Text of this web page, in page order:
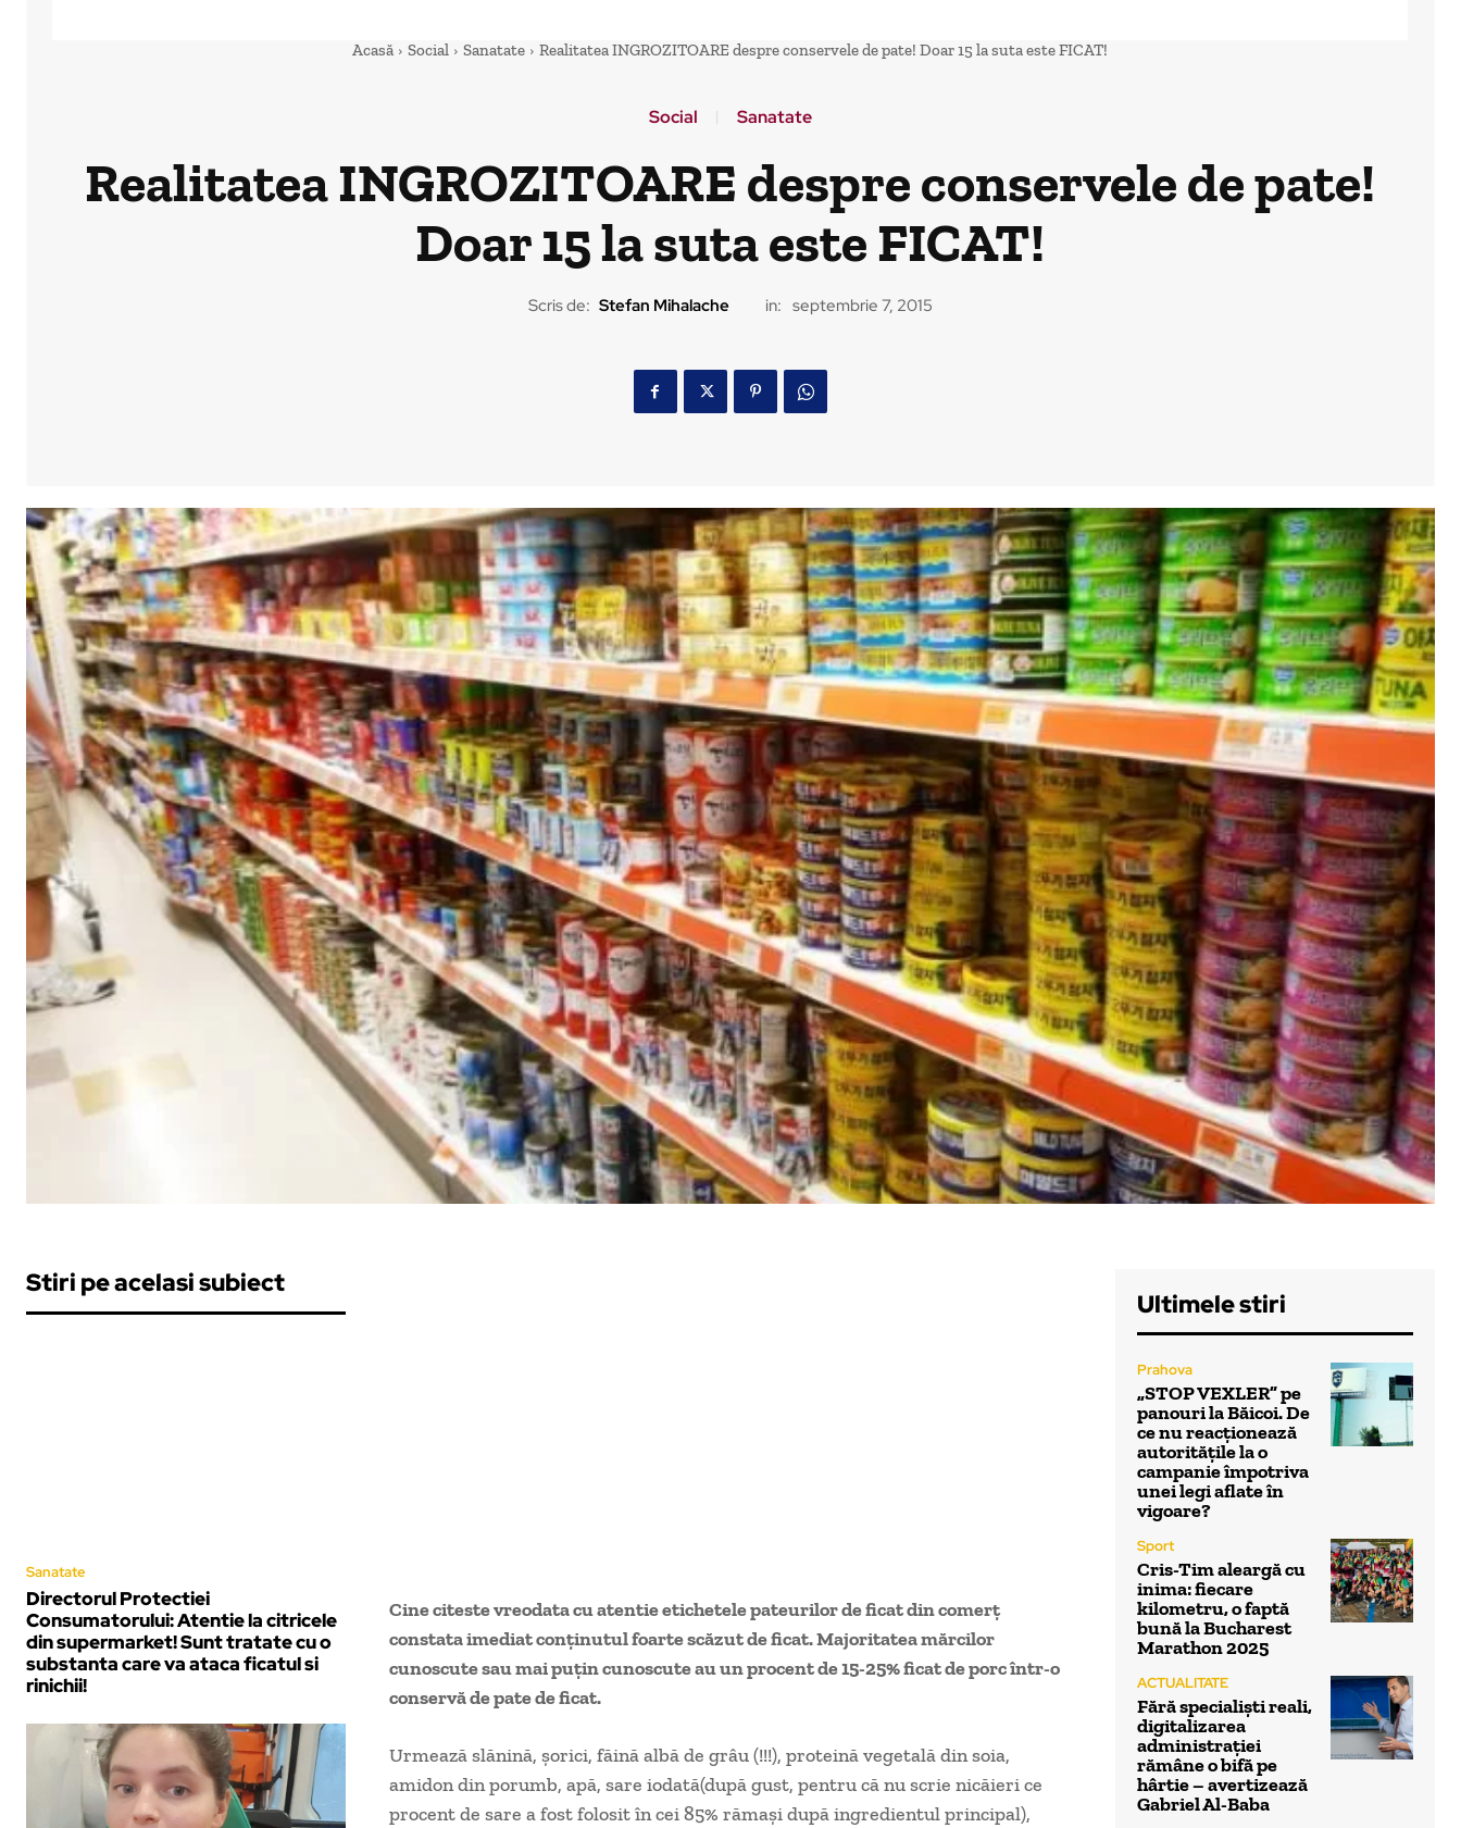
Acasă Social Sanatate Realitatea INGROZITOARE despre conservele de pate! Doar 15 la suta este FICAT!
Social Sanatate
Realitatea INGROZITOARE despre conservele de pate!
Doar 15 la suta este FICAT!
Scris de: Stefan Mihalache in: septembrie 7, 2015
Stiri pe acelasi subiect
Sanatate
Directorul Protectiei
Consumatorului: Atentie la citricele
din supermarket! Sunt tratate cu o
substanta care va ataca ficatul si
rinichii!
Cine citeste vreodata cu atentie etichetele pateurilor de ficat din comerţ
constata imediat conţinutul foarte scăzut de ficat. Majoritatea mărcilor
cunoscute sau mai puţin cunoscute au un procent de 15-25% ficat de porc într-o
conservă de pate de ficat.
Urmează slănină, şorici, făină albă de grâu (!!!), proteină vegetală din soia,
amidon din porumb, apă, sare iodată(după gust, pentru că nu scrie nicăieri ce
procent de sare a fost folosit în cei 85% rămaşi după ingredientul principal),
Ultimele stiri
Prahova
„STOP VEXLER” pe
panouri la Băicoi. De
ce nu reacționează
autoritățile la o
campanie împotriva
unei legi aflate în
vigoare?
Sport
Cris-Tim aleargă cu
inima: fiecare
kilometru, o faptă
bună la Bucharest
Marathon 2025
ACTUALITATE
Fără specialiști reali,
digitalizarea
administrației
rămâne o bifă pe
hârtie – avertizează
Gabriel Al-Baba